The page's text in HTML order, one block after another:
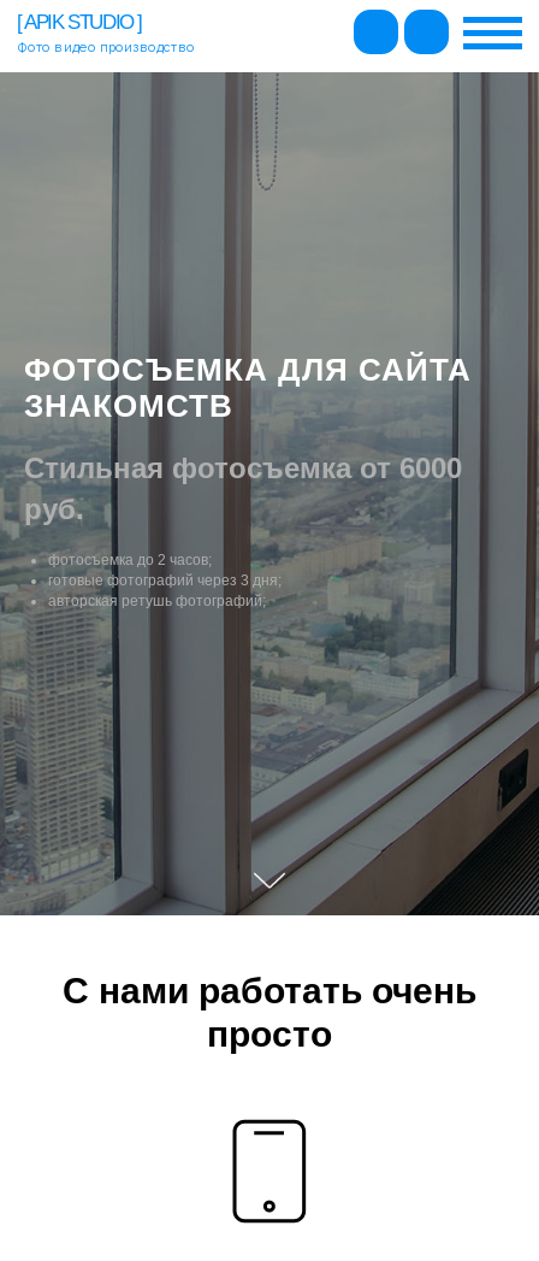
О НАС
[ APIK STUDIO ]
Фото видео производство
ФОТОСЪЕМКА ДЛЯ САЙТА
ЗНАКОМСТВ
Стильная фотосъемка от 6000
руб.
фотосъемка до 2 часов;
готовые фотографий через 3 дня;
авторская ретушь фотографий;
C нами работать очень
просто